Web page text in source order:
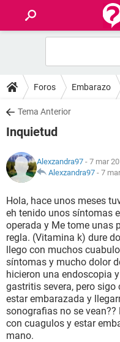
FOROS
SALUD
FAMILIA
NUTRICIÓN
BIENESTAR
SEXUALIDAD
GLOSARIO
Foros Embarazo
Tema Anterior
Inquietud
Alexzandra97 - 7 mar
Alexzandra97 - 7
Hola, hace unos meses
eh tenido unos síntomas
operada y Me tome unas
regla. (Vitamina k) dure
llego con muchos
síntomas y mucho dolor
hicieron una endoscopia
gastritis severa, pero
estar embarazada y
sonografias no se
con cuagulos y estar
mano.